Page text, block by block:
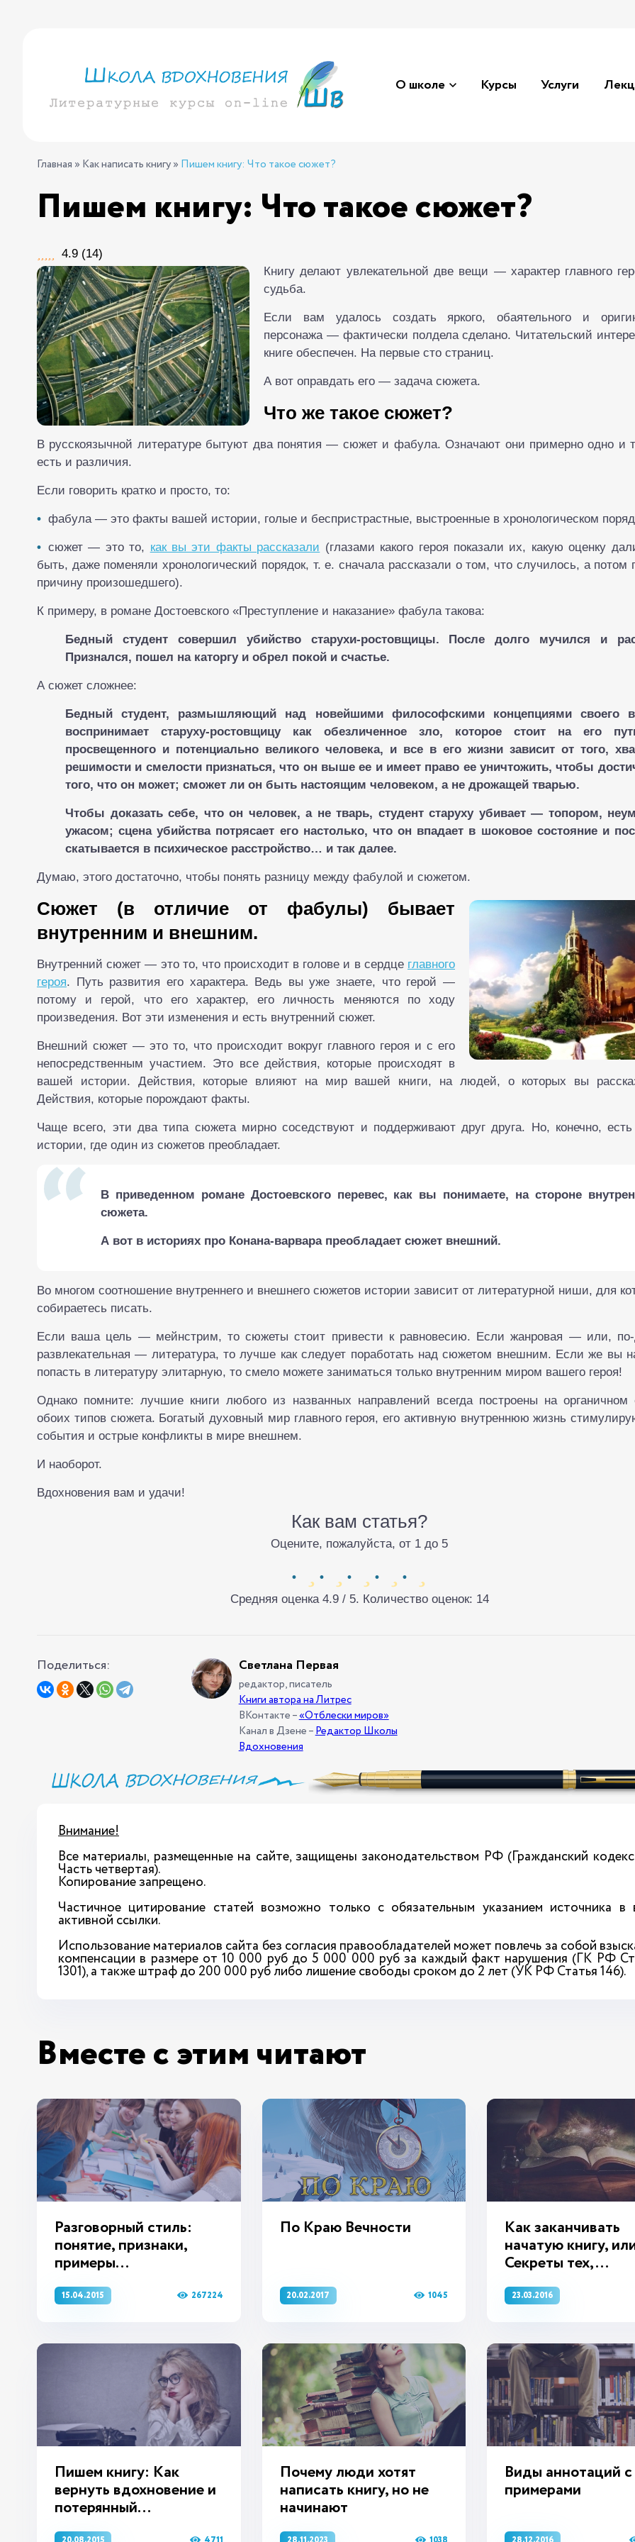
О школе Курсы Услуги
Главная » Как написать книгу» Пишем книгу: Что такое сюжет?
Пишем книгу: Что такое сюжет?
4.9 (14)
Книгу делают увлекательной две вещи — характер главного
судьба.
Если вам удалось создать яркого, обаятельного и
персонажа — фактически полдела сделано. Читательский
книге обеспечен. На первые сто страниц.
А вот оправдать его — задача сюжета.
Что же такое сюжет?
В русскоязычной литературе бытуют два понятия — сюжет и фабула. Означают они примерно одно и
есть и различия.
Если говорить кратко и просто, то:
фабула — это факты вашей истории, голые и беспристрастные, выстроенные в хронологическом
сюжет — это то, как вы эти факты рассказали (глазами какого героя показали их, какую оценку
быть, даже поменяли хронологический порядок, т. е. сначала рассказали о том, что случилось, а потом
причину произошедшего).
К примеру, в романе Достоевского «Преступление и наказание» фабула такова:
Бедный студент совершил убийство старухи-ростовщицы. После долго мучился и
Признался, пошел на каторгу и обрел покой и счастье.
А сюжет сложнее:
Бедный студент, размышляющий над новейшими философскими концепциями своего
воспринимает старуху-ростовщицу как обезличенное зло, которое стоит на его
просвещенного и потенциально великого человека, и все в его жизни зависит от того,
решимости и смелости признаться, что он выше ее и имеет право ее уничтожить, чтобы
того, что он может; сможет ли он быть настоящим человеком, а не дрожащей тварью.
Чтобы доказать себе, что он человек, а не тварь, студент старуху убивает — топором,
ужасом; сцена убийства потрясает его настолько, что он впадает в шоковое состояние и
скатывается в психическое расстройство… и так далее.
Думаю, этого достаточно, чтобы понять разницу между фабулой и сюжетом.
Сюжет (в отличие от фабулы) бывает
внутренним и внешним.
Внутренний сюжет — это то, что происходит в голове и в сердце главного
героя. Путь развития его характера. Ведь вы уже знаете, что герой —
потому и герой, что его характер, его личность меняются по ходу
произведения. Вот эти изменения и есть внутренний сюжет.
Внешний сюжет — это то, что происходит вокруг главного героя и с его
непосредственным участием. Это все действия, которые происходят в
вашей истории. Действия, которые влияют на мир вашей книги, на людей, о которых вы
Действия, которые порождают факты.
Чаще всего, эти два типа сюжета мирно соседствуют и поддерживают друг друга. Но, конечно,
истории, где один из сюжетов преобладает.
В приведенном романе Достоевского перевес, как вы понимаете, на стороне
сюжета.
А вот в историях про Конана-варвара преобладает сюжет внешний.
Во многом соотношение внутреннего и внешнего сюжетов истории зависит от литературной ниши, для
собираетесь писать.
Если ваша цель — мейнстрим, то сюжеты стоит привести к равновесию. Если жанровая — или, по-
развлекательная — литература, то лучше как следует поработать над сюжетом внешним. Если же вы
попасть в литературу элитарную, то смело можете заниматься только внутренним миром вашего героя!
Однако помните: лучшие книги любого из названных направлений всегда построены на органичном
обоих типов сюжета. Богатый духовный мир главного героя, его активную внутреннюю жизнь
события и острые конфликты в мире внешнем.
И наоборот.
Вдохновения вам и удачи!
Как вам статья?
Оцените, пожалуйста, от 1 до 5
Средняя оценка 4.9/ 5. Количество оценок: 14
Поделиться: Светлана Первая
редактор, писатель
Книги автора на Литрес
ВКонтакте –«Отблески миров»
Канал в Дзене –Редактор Школы
Вдохновения
Внимание!
Все материалы, размещенные на сайте, защищены законодательством РФ (Гражданский
Часть четвертая).
Копирование запрещено.
Частичное цитирование статей возможно только с обязательным указанием источника в
активной ссылки.
Использование материалов сайта без согласия правообладателей может повлечь за собой
компенсации в размере от 10 000 руб до 5 000 000 руб за каждый факт нарушения (ГК РФ
1301), а также штраф до 200 000 руб либо лишение свободы сроком до 2 лет (УК РФ Статья 146).
Вместе с этим читают
Разговорный стиль:
понятие, признаки,
примеры...
15.04.2015 267224
Пишем книгу: Как
вернуть вдохновение и
потерянный...
Почему люди хотят
написать книгу, но не
начинают
Виды аннотаций с
примерами
По Краю Вечности
20.02.2017 1045
Как заканчивать
начатую книгу,
Секреты тех,...
23.03.2016